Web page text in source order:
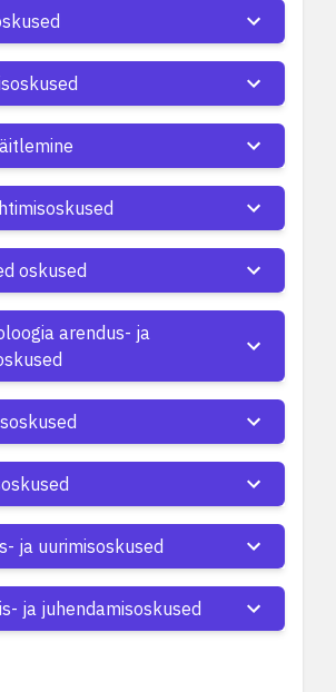
oskused
arendus- ja
ja uurimisoskused
ja juhendamisoskused